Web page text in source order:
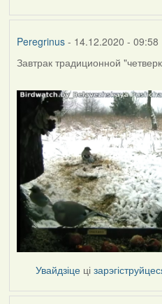
Peregrinus- 14.12.2020 - 09:58
Завтрак традиционной
Увайдзіце ці